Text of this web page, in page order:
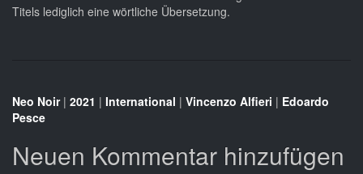
Titels lediglich eine wörtliche Übersetzung.
Neo Noir| 2021 | International | Vincenzo Alfieri | Edoardo
Pesce
Neuen Kommentar hinzufügen